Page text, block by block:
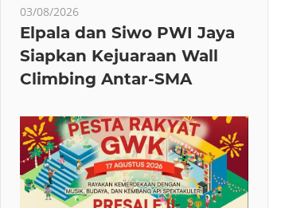
03/08/2026
Elpala dan Siwo PWI Jaya
Siapkan Kejuaraan Wall
Climbing Antar-SMA